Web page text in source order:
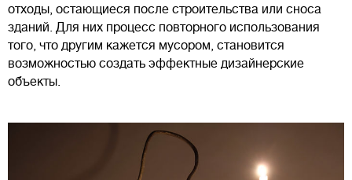
отходы, остающиеся после строительства или сноса
зданий. Для них процесс повторного использования
того, что другим кажется мусором, становится
возможностью создать эффектные дизайнерские
объекты.